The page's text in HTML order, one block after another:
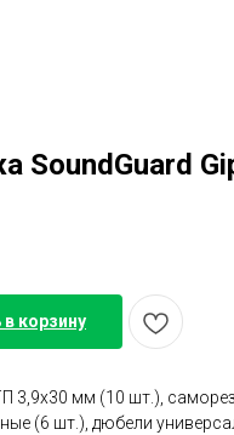
SoundGuard
корзину
3,9х30 мм (10 шт.),
(6 шт.), дюбели